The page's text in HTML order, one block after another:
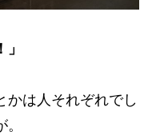
かは人それぞれでし